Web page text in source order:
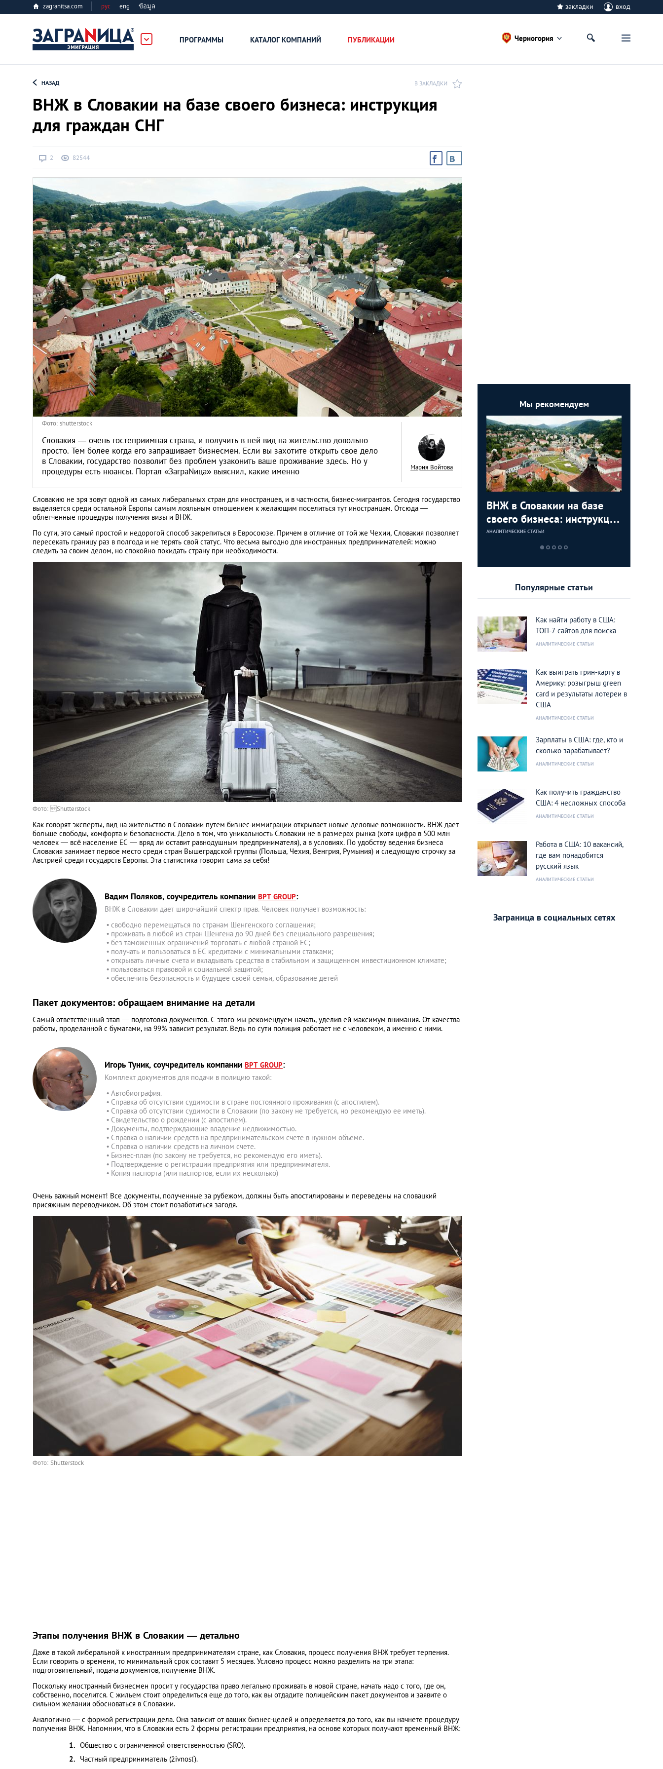
zagranitsa.com рус eng ข้อมูล закладки вход
ПРОГРАММЫ КАТАЛОГ КОМПАНИЙ ПУБЛИКАЦИИ
Все страны
Великобритания
Венгрия
Германия
Греция
Испания
Казахстан
Канада
Кипр
Латвия
Литва
Мальта
Польша
Россия
Словения
Таиланд
Украина
Черногория
Эстония
Другие
Черногория
НАЗАД В ЗАКЛАДКИ
ВНЖ в Словакии на базе своего бизнеса: инструкция
для граждан СНГ
2 82544
Фото: shutterstock
Словакия ― очень гостеприимная страна, и получить в ней вид на жительство довольно
просто. Тем более когда его запрашивает бизнесмен. Если вы захотите открыть свое дело
в Словакии, государство позволит без проблем узаконить ваше проживание здесь. Но у
процедуры есть нюансы. Портал «ЗаграNица» выяснил, какие именно
Мария Войтова
Словакию не зря зовут одной из самых либеральных стран для иностранцев, и в частности, бизнес-мигрантов. Сегодня государство
выделяется среди остальной Европы самым лояльным отношением к желающим поселиться тут иностранцам. Отсюда ―
облегченные процедуры получения визы и ВНЖ.
По сути, это самый простой и недорогой способ закрепиться в Евросоюзе. Причем в отличие от той же Чехии, Словакия позволяет
пересекать границу раз в полгода и не терять свой статус. Что весьма выгодно для иностранных предпринимателей: можно
следить за своим делом, но спокойно покидать страну при необходимости.
Фото: Shutterstock
Как говорят эксперты, вид на жительство в Словакии путем бизнес-иммиграции открывает новые деловые возможности. ВНЖ дает
больше свободы, комфорта и безопасности. Дело в том, что уникальность Словакии не в размерах рынка (хотя цифра в 500 млн
человек ― всё население ЕС — вряд ли оставит равнодушным предпринимателя), а в условиях. По удобству ведения бизнеса
Словакия занимает первое место среди стран Вышеградской группы (Польша, Чехия, Венгрия, Румыния) и следующую строчку за
Австрией среди государств Европы. Эта статистика говорит сама за себя!
Вадим Поляков, соучредитель компании BPT GROUP:
ВНЖ в Словакии дает широчайший спектр прав. Человек получает возможность:
• свободно перемещаться по странам Шенгенского соглашения;
• проживать в любой из стран Шенгена до 90 дней без специального разрешения;
• без таможенных ограничений торговать с любой страной ЕС;
• получать и пользоваться в ЕС кредитами с минимальными ставками;
• открывать личные счета и вкладывать средства в стабильном и защищенном инвестиционном климате;
• пользоваться правовой и социальной защитой;
• обеспечить безопасность и будущее своей семьи, образование детей
Пакет документов: обращаем внимание на детали
Самый ответственный этап — подготовка документов. С этого мы рекомендуем начать, уделив ей максимум внимания. От качества
работы, проделанной с бумагами, на 99% зависит результат. Ведь по сути полиция работает не с человеком, а именно с ними.
Игорь Туник, соучредитель компании BPT GROUP:
Комплект документов для подачи в полицию такой:
• Автобиография.
• Справка об отсутствии судимости в стране постоянного проживания (с апостилем).
• Справка об отсутствии судимости в Словакии (по закону не требуется, но рекомендую ее иметь).
• Свидетельство о рождении (с апостилем).
• Документы, подтверждающие владение недвижимостью.
• Справка о наличии средств на предпринимательском счете в нужном объеме.
• Справка о наличии средств на личном счете.
• Бизнес-план (по закону не требуется, но рекомендую его иметь).
• Подтверждение о регистрации предприятия или предпринимателя.
• Копия паспорта (или паспортов, если их несколько)
Очень важный момент! Все документы, полученные за рубежом, должны быть апостилированы и переведены на словацкий
присяжным переводчиком. Об этом стоит позаботиться загодя.
Фото: Shutterstock
Этапы получения ВНЖ в Словакии ― детально
Даже в такой либеральной к иностранным предпринимателям стране, как Словакия, процесс получения ВНЖ требует терпения.
Если говорить о времени, то минимальный срок составит 5 месяцев. Условно процесс можно разделить на три этапа:
подготовительный, подача документов, получение ВНЖ.
Поскольку иностранный бизнесмен просит у государства право легально проживать в новой стране, начать надо с того, где он,
собственно, поселится. С жильем стоит определиться еще до того, как вы отдадите полицейским пакет документов и заявите о
сильном желании обосноваться в Словакии.
Аналогично — с формой регистрации дела. Она зависит от ваших бизнес-целей и определяется до того, как вы начнете процедуру
получения ВНЖ. Напомним, что в Словакии есть 2 формы регистрации предприятия, на основе которых получают временный ВНЖ:
Общество с ограниченной ответственностью (SRO).
Частный предприниматель (živnosť).
Мы рекомендуем
ВНЖ в Словакии на базе
своего бизнеса: инструкция
для граждан СНГ
АНАЛИТИЧЕСКИЕ СТАТЬИ
Как открыть бизнес в
иностранцев
АНАЛИТИЧЕСКИЕ СТАТЬИ
Популярные статьи
Как найти работу в США:
ТОП-7 сайтов для поиска
АНАЛИТИЧЕСКИЕ СТАТЬИ
Как выиграть грин-карту в
Америку: розыгрыш green
card и результаты лотереи в
США
АНАЛИТИЧЕСКИЕ СТАТЬИ
Зарплаты в США: где, кто и
сколько зарабатывает?
АНАЛИТИЧЕСКИЕ СТАТЬИ
Как получить гражданство
США: 4 несложных способа
АНАЛИТИЧЕСКИЕ СТАТЬИ
Работа в США: 10 вакансий,
где вам понадобится
русский язык
АНАЛИТИЧЕСКИЕ СТАТЬИ
Заграница в социальных сетях